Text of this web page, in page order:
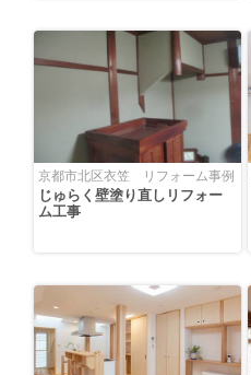
京都市北区衣笠 リフォーム事例
じゅらく壁塗り直しリフォー
ム工事